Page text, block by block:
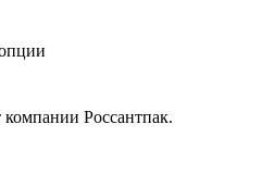
компании Россантпак.